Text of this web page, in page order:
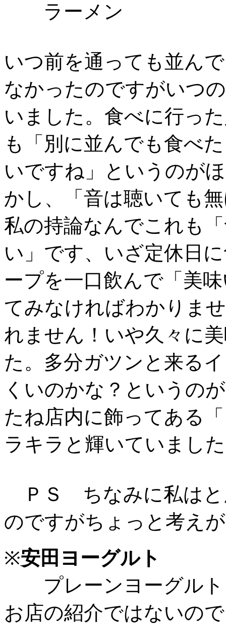
ラーメン
いつ前を通っても並ん
なかったのですがいつ
いました。食べに行っ
も「別に並んでも食べ
いですね」というのが
かし、「音は聴いても
私の持論なんでこれも
い」です、いざ定休日
ープを一口飲んで「美
てみなければわかりま
れません！いや久々に
た。多分ガツンと来る
くいのかな？というの
たね店内に飾ってある
ラキラと輝いていまし
ＰＳ ちなみに私はと
のですがちょっと考え
※安田ヨーグルト
プレーンヨーグルト
お店の紹介ではないの